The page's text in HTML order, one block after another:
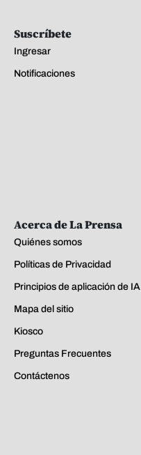
Suscríbete
Ingresar
Notificaciones
Acerca de La Prensa
Quiénes somos
Políticas de Privacidad
Principios de aplicación de IA
Mapa del sitio
Kiosco
Preguntas Frecuentes
Contáctenos